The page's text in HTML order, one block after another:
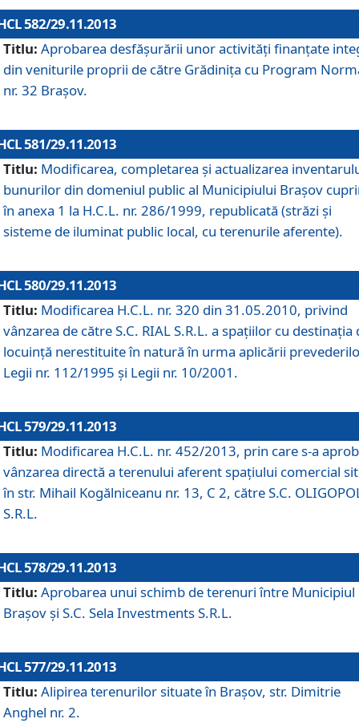
582/29.11.2013
Titlu: Aprobarea desfăşurării unor activităţi finanţate
din veniturile proprii de către Grădiniţa cu Program
nr. 32 Braşov.
581/29.11.2013
Titlu: Modificarea, completarea şi actualizarea
bunurilor din domeniul public al Municipiului Braşov
în anexa 1 la H.C.L. nr. 286/1999, republicată (străzi şi
sisteme de iluminat public local, cu terenurile aferente).
580/29.11.2013
Titlu: Modificarea H.C.L. nr. 320 din 31.05.2010, privind
vânzarea de către S.C. RIAL S.R.L. a spaţiilor cu destinaţia
locuinţă nerestituite în natură în urma aplicării
Legii nr. 112/1995 şi Legii nr. 10/2001.
579/29.11.2013
Titlu: Modificarea H.C.L. nr. 452/2013, prin care s-a
vânzarea directă a terenului aferent spaţiului comercial
în str. Mihail Kogălniceanu nr. 13, C 2, către S.C.
S.R.L.
578/29.11.2013
Titlu: Aprobarea unui schimb de terenuri între Municipiul
Braşov şi S.C. Sela Investments S.R.L.
577/29.11.2013
Titlu: Alipirea terenurilor situate în Braşov, str. Dimitrie
Anghel nr. 2.